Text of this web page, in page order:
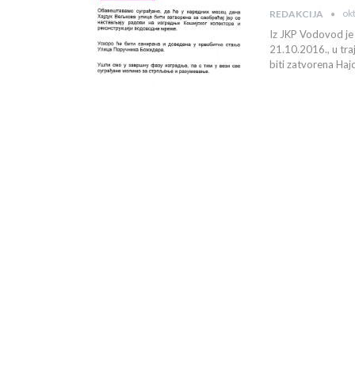
REDAKCIJA
Iz JKP Vodovod
21.10.2016., u
biti zatvorena